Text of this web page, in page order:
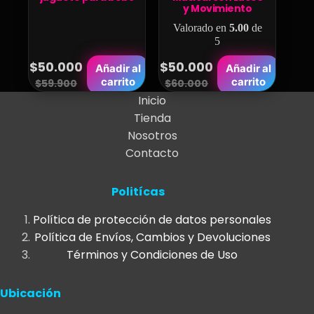
producto
$59.900
Original
$50.000
Current
Añadir al
carrito
y Movimiento
Valorado en 5.00de
5
$60.000
Original
$50.000
Current
Añadir al
carrito
Inicio
Tienda
Nosotros
Contacto
Politícas
Política de protección de datos personales
Política de Envíos, Cambios y Devoluciones
Términos y Condiciones de Uso
Ubicación